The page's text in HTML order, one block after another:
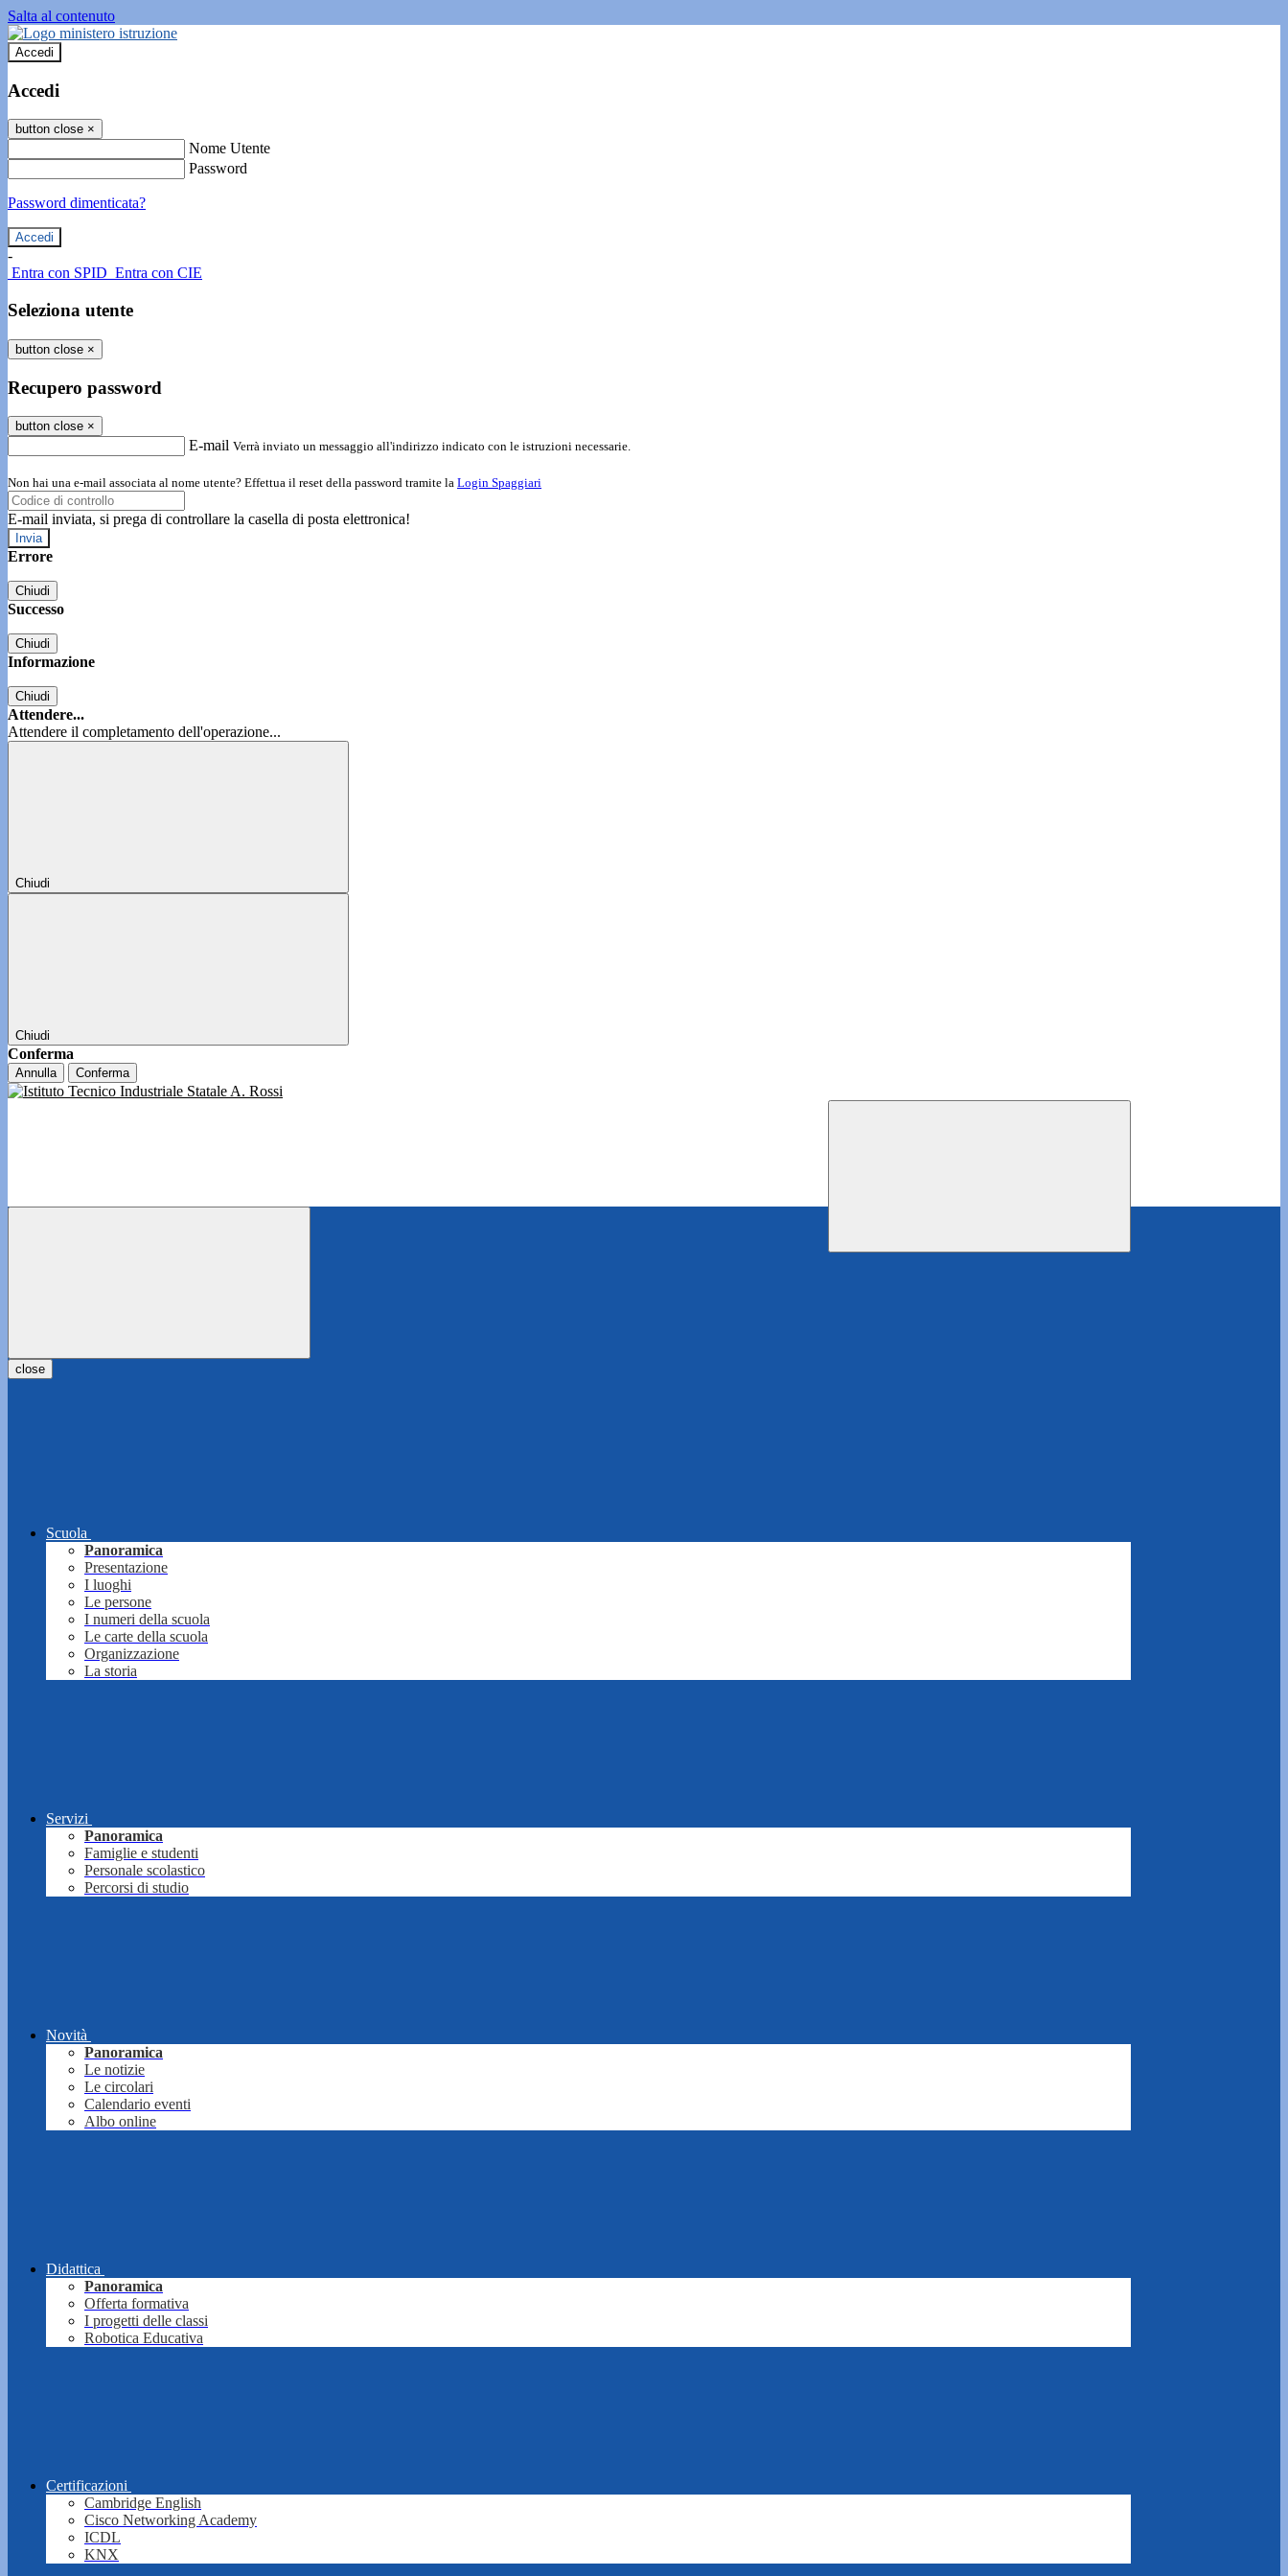
Salta al contenuto
Accedi
Accedi
button close ×
Nome Utente
Password
Password dimenticata?
-
Entra con SPID Entra con CIE
Seleziona utente
button close ×
Recupero password
button close ×
E-mail Verrà inviato un messaggio all'indirizzo indicato con le istruzioni necessarie.
Non hai una e-mail associata al nome utente? Effettua il reset della password tramite la Login Spaggiari
E-mail inviata, si prega di controllare la casella di posta elettronica!
Errore
Chiudi
Successo
Chiudi
Informazione
Chiudi
Attendere...
Attendere il completamento dell'operazione...
Chiudi
Chiudi
Conferma
Annulla Conferma
close
Scuola
Panoramica
Presentazione
I luoghi
Le persone
I numeri della scuola
Le carte della scuola
Organizzazione
La storia
Servizi
Panoramica
Famiglie e studenti
Personale scolastico
Percorsi di studio
Novità
Panoramica
Le notizie
Le circolari
Calendario eventi
Albo online
Didattica
Panoramica
Offerta formativa
I progetti delle classi
Robotica Educativa
Certificazioni
Cambridge English
Cisco Networking Academy
ICDL
KNX